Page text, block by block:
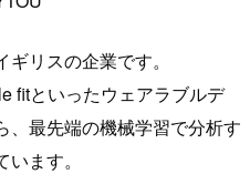
リスの企業です。
fitといったウェアラブルデ
、最先端の機械学習で分析す
ます。